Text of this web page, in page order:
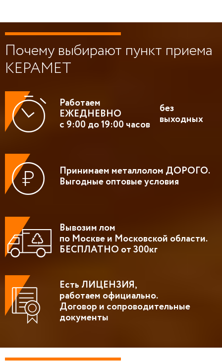
Почему выбирают пункт приема
КЕРАМЕТ
Работаем
ЕЖЕДНЕВНО
с 9:00 до 19:00 часов
без
выходных
Принимаем металлолом ДОРОГО.
Выгодные оптовые условия
Вывозим лом
по Москве и Московской области.
БЕСПЛАТНО от 300кг
Есть ЛИЦЕНЗИЯ,
работаем официально.
Договор и сопроводительные
документы